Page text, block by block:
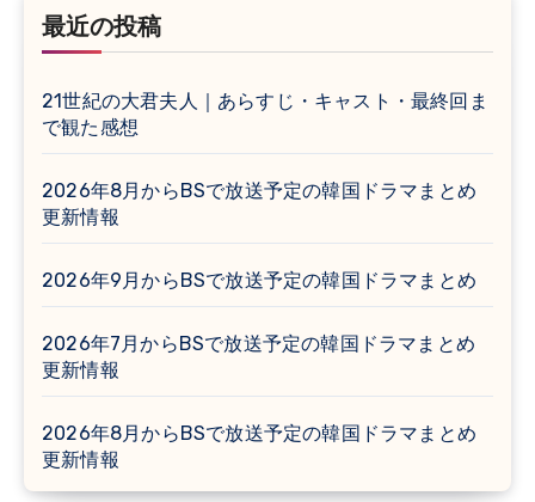
最近の投稿
21世紀の大君夫人｜あらすじ・キャスト・最終回ま
で観た感想
2026年8月からBSで放送予定の韓国ドラマまとめ
更新情報
2026年9月からBSで放送予定の韓国ドラマまとめ
2026年7月からBSで放送予定の韓国ドラマまとめ
更新情報
2026年8月からBSで放送予定の韓国ドラマまとめ
更新情報